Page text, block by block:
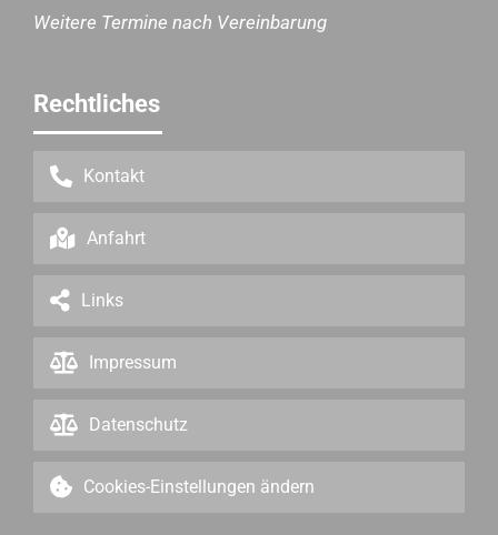
Weitere Termine nach Vereinbarung
Rechtliches
Kontakt
Anfahrt
Links
Impressum
Datenschutz
Cookies-Einstellungen ändern